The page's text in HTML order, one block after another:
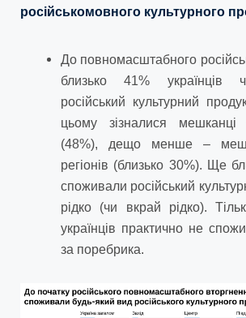
російськомовного культурного
До повномасштабного
близько 41% українців
російський культурний
цьому зізналися мешканці
(48%), дещо менше –
регіонів (близько 30%). Ще
споживали російський
рідко (чи вкрай рідко).
українців практично не
за поребрика.